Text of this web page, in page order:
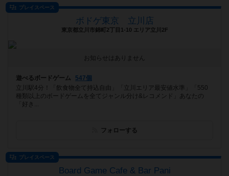
プレイスペース
ボドゲ東京 立川店
東京都立川市錦町2丁目1-10 エリア立川2F
お知らせはありません
遊べるボードゲーム
547個
立川駅4分！「飲食物全て持込自由」「立川エリア最安値水準」「550
種類以上のボードゲームを全てジャンル分け&レコメンド」あなたの
「好き...
フォローする
プレイスペース
Board Game Cafe & Bar Pani